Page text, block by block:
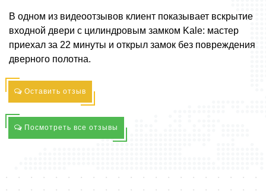
В одном из видеоотзывов клиент показывает вскрытие
входной двери с цилиндровым замком Kale: мастер
приехал за 22 минуты и открыл замок без повреждения
дверного полотна.
Оставить отзыв
Посмотреть все отзывы